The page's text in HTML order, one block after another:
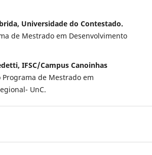
Universidade do Contestado.
de Mestrado em Desenvolvimento
IFSC/Campus Canoinhas
Programa de Mestrado em
UnC.